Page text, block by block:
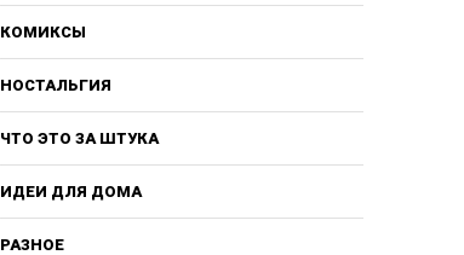
КОМИКСЫ
НОСТАЛЬГИЯ
ЧТО ЭТО ЗА ШТУКА
ИДЕИ ДЛЯ ДОМА
РАЗНОЕ